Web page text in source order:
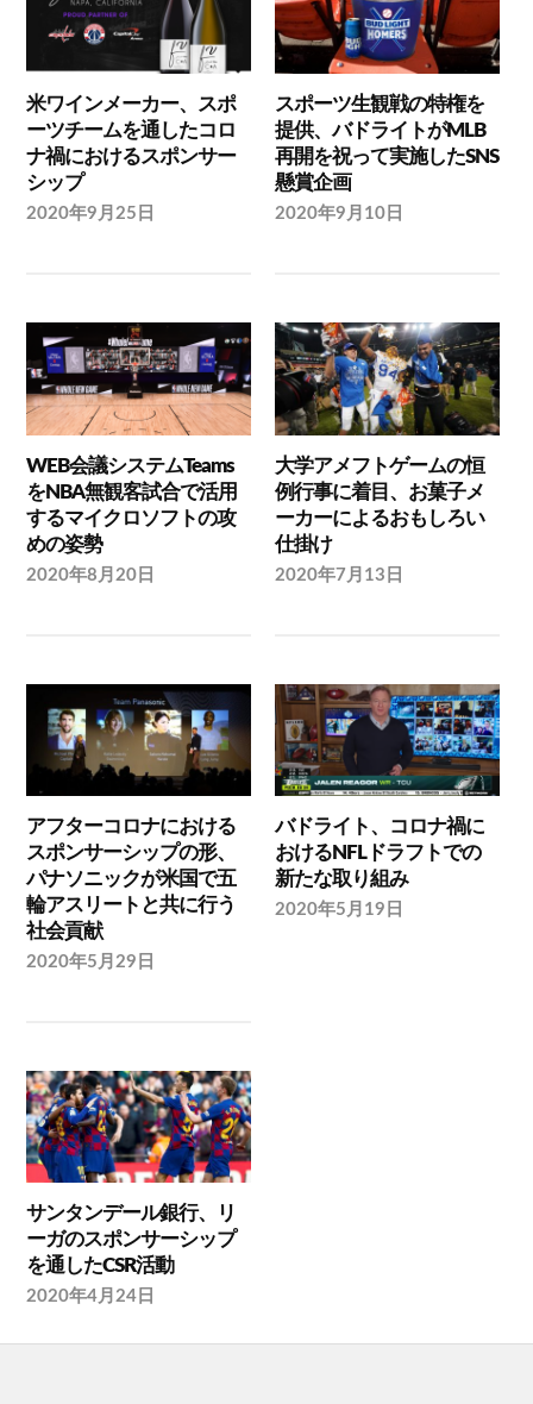
米ワインメーカー、スポ
ーツチームを通したコロ
ナ禍におけるスポンサー
シップ
2020年9月25日
スポーツ生観戦の特権を
提供、バドライトがMLB
再開を祝って実施したSNS
懸賞企画
2020年9月10日
WEB会議システムTeams
をNBA無観客試合で活用
するマイクロソフトの攻
めの姿勢
2020年8月20日
大学アメフトゲームの恒
例行事に着目、お菓子メ
ーカーによるおもしろい
仕掛け
2020年7月13日
アフターコロナにおける
スポンサーシップの形、
パナソニックが米国で五
輪アスリートと共に行う
社会貢献
2020年5月29日
バドライト、コロナ禍に
おけるNFLドラフトでの
新たな取り組み
2020年5月19日
サンタンデール銀行、リ
ーガのスポンサーシップ
を通したCSR活動
2020年4月24日